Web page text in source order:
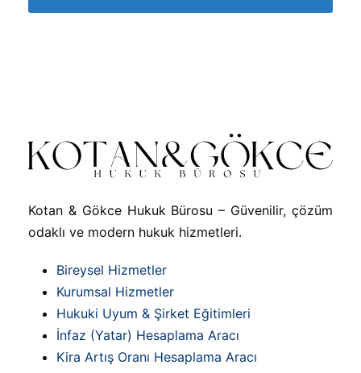
Kotan & Gökce Hukuk Bürosu – Güvenilir, çözüm
odaklı ve modern hukuk hizmetleri.
Bireysel Hizmetler
Kurumsal Hizmetler
Hukuki Uyum & Şirket Eğitimleri
İnfaz (Yatar) Hesaplama Aracı
Kira Artış Oranı Hesaplama Aracı